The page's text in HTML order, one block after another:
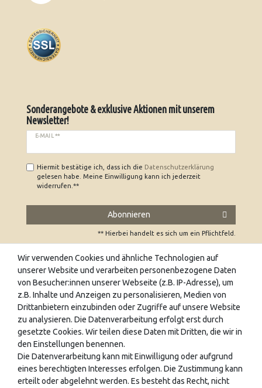
Sonderangebote & exklusive Aktionen mit unserem
Newsletter!
E-MAIL **
Hiermit bestätige ich, dass ich die Daten­schutz­erklärung
gelesen habe. Meine Einwilligung kann ich jederzeit
widerrufen.**
Abonnieren
** Hierbei handelt es sich um ein Pflichtfeld.
UNSERE FACHGESCHÄFTE
Wir freuen uns auch auf Ihren Besuch in unseren
Fachgeschäften. Hier finden sie eine Vielzahl an
wunderschönen Schreibgeräten zum Ausprobieren und ein
umfangreiches Papeterie-Sortiment in angenehmer
Atmosphäre. Es erwartet sie unser geschultes Fachpersonal
an folgenden Standorten.
Wir verwenden Cookies und ähnliche Technologien auf
unserer Website und verarbeiten personenbezogene Daten
von Besucher:innen unserer Webseite (z.B. IP-Adresse), um
z.B. Inhalte und Anzeigen zu personalisieren, Medien von
Drittanbietern einzubinden oder Zugriffe auf unsere Website
zu analysieren. Die Datenverarbeitung erfolgt erst durch
gesetzte Cookies. Wir teilen diese Daten mit Dritten, die wir in
den Einstellungen benennen.
Die Datenverarbeitung kann mit Einwilligung oder aufgrund
eines berechtigten Interesses erfolgen. Die Zustimmung kann
erteilt oder abgelehnt werden. Es besteht das Recht, nicht